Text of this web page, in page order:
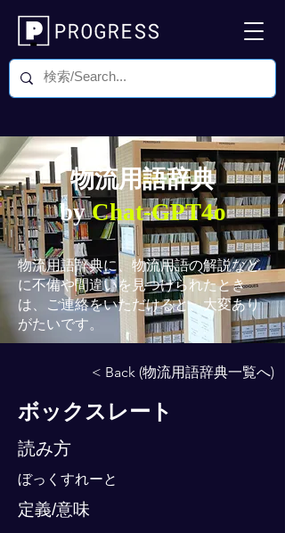
物流用語辞典
byChat-GPT4o
物流用語辞典に、物流用語の解説など
に不備や間違いを見つけられたとき
は、ご連絡をいただけると、大変あり
がたいです。
< Back (物流用語辞典一覧へ)
ボックスレート
読み方
ぼっくすれーと
定義/意味